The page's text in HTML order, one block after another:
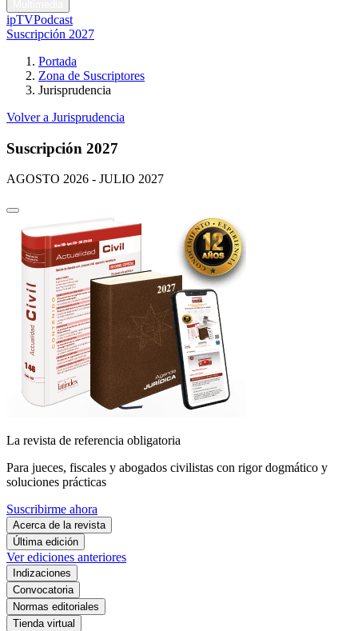
ipTVPodcast
Suscripción 2027
Portada
Zona de Suscriptores
Jurisprudencia
Volver a Jurisprudencia
Suscripción 2027
AGOSTO 2026 - JULIO 2027
La revista de referencia obligatoria
Para jueces, fiscales y abogados civilistas con rigor dogmático y
soluciones prácticas
Suscribirme ahora
Acerca de la revista
Última edición
Ver ediciones anteriores
Indizaciones
Convocatoria
Normas editoriales
Tienda virtual